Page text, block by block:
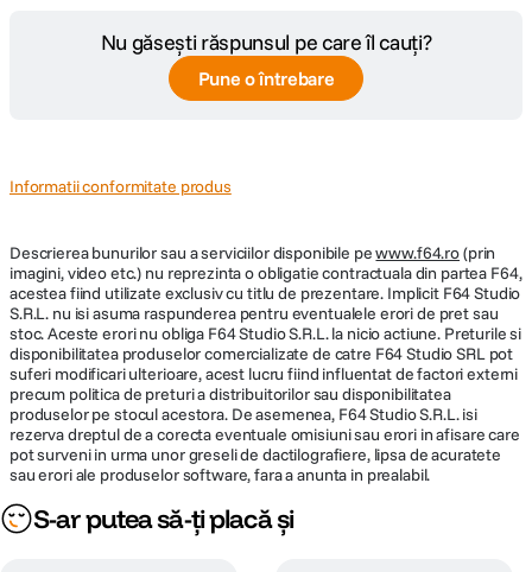
Nu găsești răspunsul pe care îl cauți?
Pune o întrebare
Informatii conformitate produs
Descrierea bunurilor sau a serviciilor disponibile pewww.f64.ro(prin
imagini, video etc.) nu reprezinta o obligatie contractuala din partea F64,
acestea fiind utilizate exclusiv cu titlu de prezentare. Implicit F64 Studio
S.R.L. nu isi asuma raspunderea pentru eventualele erori de pret sau
stoc. Aceste erori nu obliga F64 Studio S.R.L. la nicio actiune. Preturile si
disponibilitatea produselor comercializate de catre F64 Studio SRL pot
suferi modificari ulterioare, acest lucru fiind influentat de factori externi
precum politica de preturi a distribuitorilor sau disponibilitatea
produselor pe stocul acestora. De asemenea, F64 Studio S.R.L. isi
rezerva dreptul de a corecta eventuale omisiuni sau erori in afisare care
pot surveni in urma unor greseli de dactilografiere, lipsa de acuratete
sau erori ale produselor software, fara a anunta in prealabil.
S-ar putea să-ți placă și